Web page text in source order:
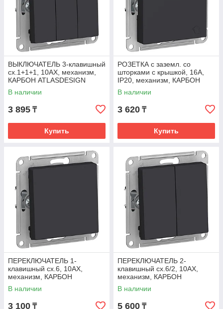
ВЫКЛЮЧАТЕЛЬ 3-клавишный
сх.1+1+1, 10АХ, механизм,
КАРБОН ATLASDESIGN
В наличии
3 895 ₸
Купить
РОЗЕТКА с заземл. со
шторками с крышкой, 16А,
IP20, механизм, КАРБОН
ATLASDESIGN
В наличии
3 620 ₸
Купить
ПЕРЕКЛЮЧАТЕЛЬ 1-
клавишный сх.6, 10АХ,
механизм, КАРБОН
ATLASDESIGN
В наличии
3 100 ₸
ПЕРЕКЛЮЧАТЕЛЬ 2-
клавишный сх.6/2, 10АХ,
механизм, КАРБОН
ATLASDESIGN
В наличии
5 600 ₸